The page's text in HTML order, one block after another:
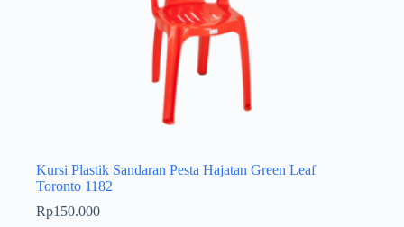
Kursi Plastik Sandaran Pesta Hajatan Green Leaf
Toronto 1182
Rp150.000